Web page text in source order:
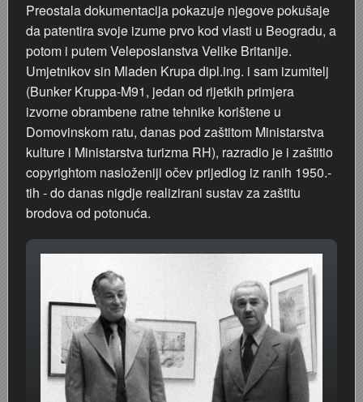
Preostala dokumentacija pokazuje njegove pokušaje
da patentira svoje izume prvo kod vlasti u Beogradu, a
potom i putem Veleposlanstva Velike Britanije.
Umjetnikov sin Mladen Krupa dipl.ing. i sam izumitelj
(Bunker Kruppa-M91, jedan od rijetkih primjera
izvorne obrambene ratne tehnike korištene u
Domovinskom ratu, danas pod zaštitom Ministarstva
kulture i Ministarstva turizma RH), razradio je i zaštitio
copyrightom nasloženiji očev prijedlog iz ranih 1950.-
tih - do danas nigdje realizirani sustav za zaštitu
brodova od potonuća.